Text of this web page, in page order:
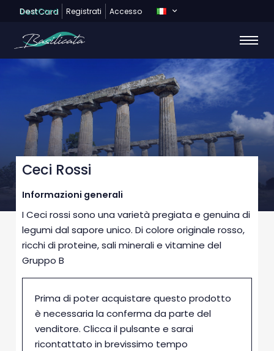
DestCard Registrati Accesso
Ceci Rossi
Informazioni generali
I Ceci rossi sono una varietà pregiata e genuina di
legumi dal sapore unico. Di colore originale rosso,
ricchi di proteine, sali minerali e vitamine del
Gruppo B
Prima di poter acquistare questo prodotto
è necessaria la conferma da parte del
venditore. Clicca il pulsante e sarai
ricontattato in brevissimo tempo